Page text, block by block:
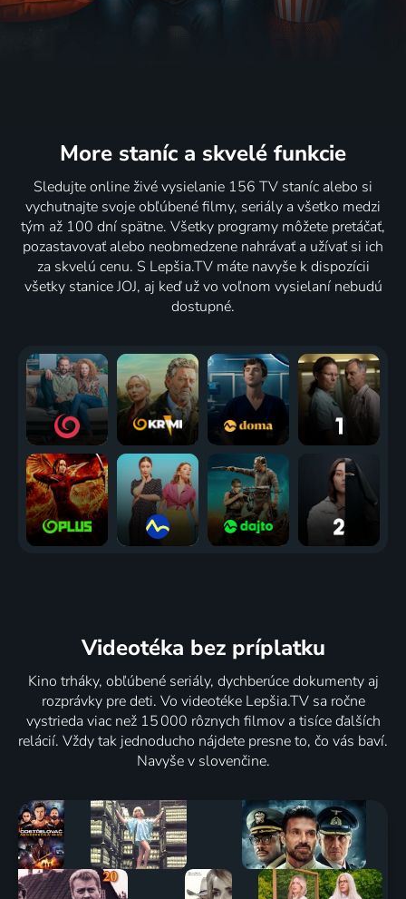
More staníc a skvelé funkcie
Sledujte online živé vysielanie 156 TV staníc alebo si
vychutnajte svoje obľúbené filmy, seriály a všetko medzi
tým až 100 dní spätne. Všetky programy môžete pretáčať,
pozastavovať alebo neobmedzene nahrávať a užívať si ich
za skvelú cenu. S Lepšia.TV máte navyše k dispozícii
všetky stanice JOJ, aj keď už vo voľnom vysielaní nebudú
dostupné.
Videotéka bez príplatku
Kino trháky, obľúbené seriály, dychberúce dokumenty aj
rozprávky pre deti. Vo videotéke Lepšia.TV sa ročne
vystrieda viac než 15 000 rôznych filmov a tisíce ďalších
relácií. Vždy tak jednoducho nájdete presne to, čo vás baví.
Navyše v slovenčine.